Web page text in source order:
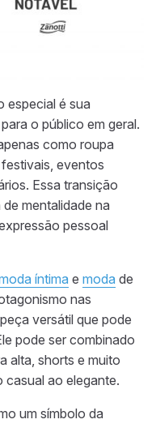
especial é sua
o público em geral.
como roupa
festivais, eventos
Essa transição
mentalidade na
pessoal
íntima e moda de
nas
versátil que pode
pode ser combinado
alta, shorts e muito
casual ao elegante.
um símbolo da